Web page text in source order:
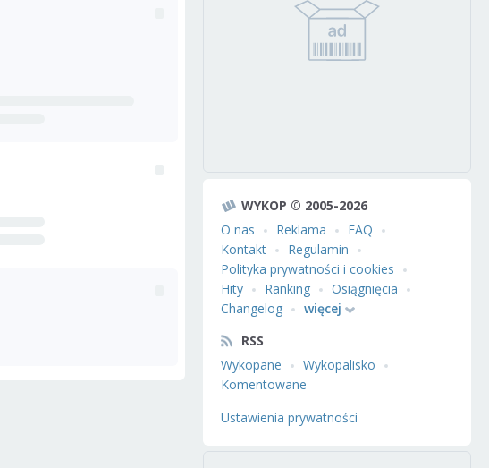
WYKOP © 2005-2026
O nas
Reklama
FAQ
Kontakt
Regulamin
Polityka prywatności i cookies
Hity
Ranking
Osiągnięcia
Changelog
więcej
RSS
Wykopane
Wykopalisko
Komentowane
Ustawienia prywatności